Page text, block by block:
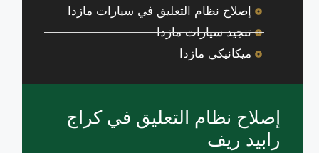
إصلاح نظام التعليق في سيارات مازدا
تنجيد سيارات مازدا
ميكانيكي مازدا
إصلاح نظام التعليق في كراج
رابيد ريف